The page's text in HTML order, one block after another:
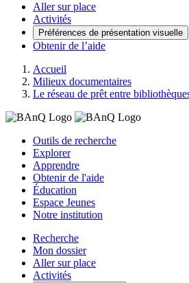
Aller sur place
Activités
Préférences de présentation visuelle
Obtenir de l’aide
Accueil
Milieux documentaires
Le réseau de prêt entre
Outils de recherche
Explorer
Apprendre
Obtenir de l'aide
Éducation
Espace Jeunes
Notre institution
Recherche
Mon dossier
Aller sur place
Activités